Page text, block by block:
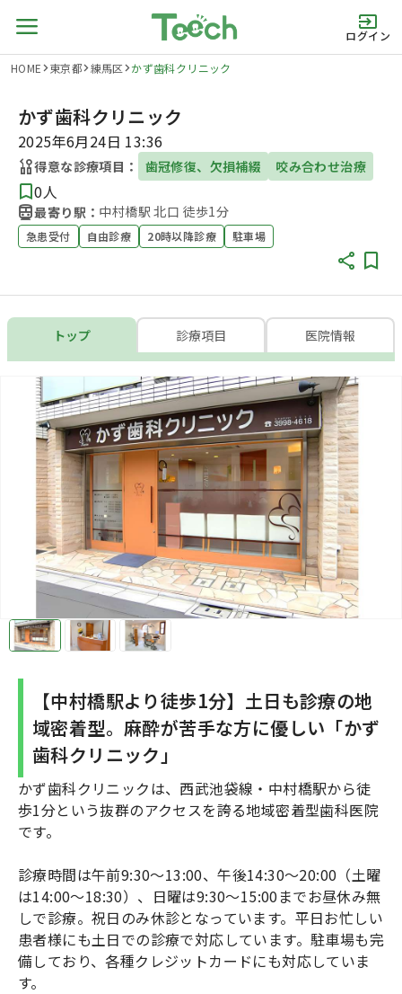
ログイン
HOME 東京都 練馬区 かず歯科クリニック
かず歯科クリニック
2025年6月24日 13:36
得意な診療項目： 歯冠修復、欠損補綴 咬み合わせ治療
0人
最寄り駅： 中村橋駅 北口 徒歩1分
急患受付 自由診療 20時以降診療 駐車場
トップ 診療項目 医院情報
【中村橋駅より徒歩1分】土日も診療の地
域密着型。麻酔が苦手な方に優しい「かず
歯科クリニック」
かず歯科クリニックは、西武池袋線・中村橋駅から徒
歩1分という抜群のアクセスを誇る地域密着型歯科医院
です。
診療時間は午前9:30～13:00、午後14:30～20:00（土曜
は14:00～18:30）、日曜は9:30～15:00までお昼休み無
しで診療。祝日のみ休診となっています。平日お忙しい
患者様にも土日での診療で対応しています。駐車場も完
備しており、各種クレジットカードにも対応していま
す。